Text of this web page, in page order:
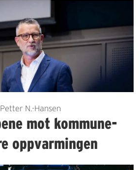
N.-Hansen
mot kommune-
oppvarmingen